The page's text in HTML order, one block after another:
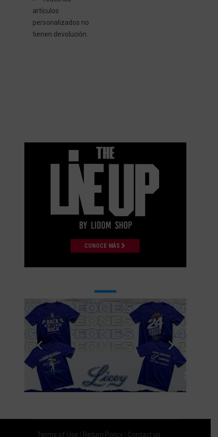
artículos
personalizados no
tienen devolución.
CONOCE MÁS
Terms of Use Return Policy Contact us